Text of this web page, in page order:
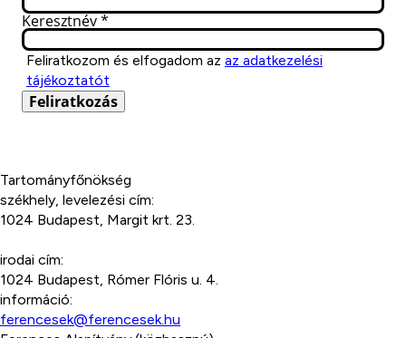
Keresztnév*
Marketing
üzenetek
jóváhagyása
Feliratkozom és elfogadom az az adatkezelési
tájékoztatót
Feliratkozás
Tartományfőnökség
székhely, levelezési cím:
1024 Budapest, Margit krt. 23.
irodai cím:
1024 Budapest, Rómer Flóris u. 4.
információ:
ferencesek@ferencesek.hu